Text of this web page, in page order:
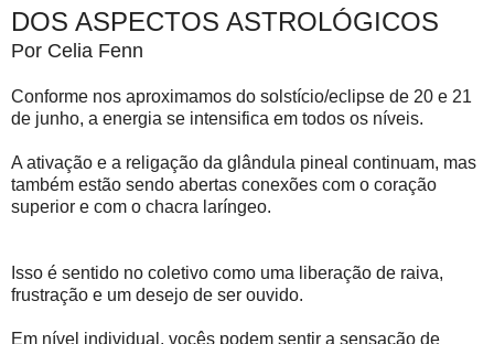
DOS ASPECTOS ASTROLÓGICOS
Por Celia Fenn
Conforme nos aproximamos do solstício/eclipse de 20 e 21
de junho, a energia se intensifica em todos os níveis.
A ativação e a religação da glândula pineal continuam, mas
também estão sendo abertas conexões com o coração
superior e com o chacra laríngeo.
Isso é sentido no coletivo como uma liberação de raiva,
frustração e um desejo de ser ouvido.
Em nível individual, vocês podem sentir a sensação de